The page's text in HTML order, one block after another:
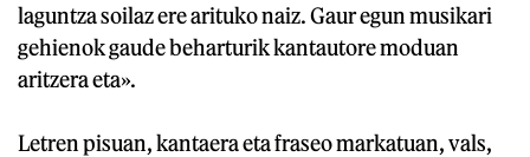
laguntza soilaz ere arituko naiz. Gaur egun musikari
gehienok gaude beharturik kantautore moduan
aritzera eta».
Letren pisuan, kantaera eta fraseo markatuan, vals,